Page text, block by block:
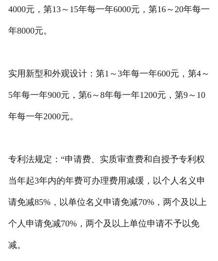
4000元，第13～15年每一年6000元，第16～20年每一
年8000元。
实用新型和外观设计：第1～3年每一年600元，第4～
5年每一年900元，第6～8年每一年1200元，第9～10
年每一年2000元。
专利法规定：“申请费、实质审查费和自授予专利权
当年起3年内的年费可办理费用减缓，以个人名义申
请免减85%，以单位名义申请免减70%，两个及以上
个人申请免减70%，两个及以上单位申请不予以免
减。